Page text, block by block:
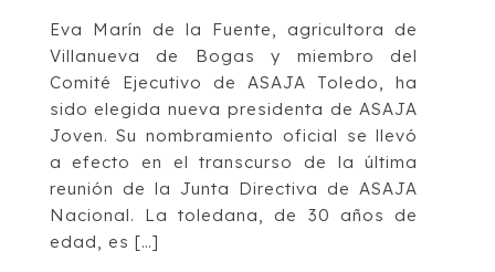
Eva Marín de la Fuente, agricultora de
Villanueva de Bogas y miembro del
Comité Ejecutivo de ASAJA Toledo, ha
sido elegida nueva presidenta de ASAJA
Joven. Su nombramiento oficial se llevó
a efecto en el transcurso de la última
reunión de la Junta Directiva de ASAJA
Nacional. La toledana, de 30 años de
edad, es […]